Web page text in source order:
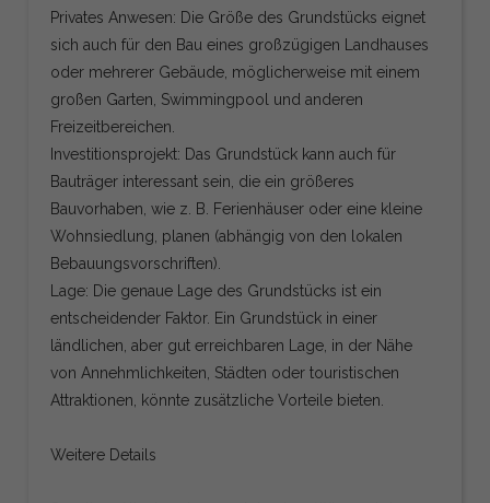
Privates Anwesen: Die Größe des Grundstücks eignet
sich auch für den Bau eines großzügigen Landhauses
oder mehrerer Gebäude, möglicherweise mit einem
großen Garten, Swimmingpool und anderen
Freizeitbereichen.
Investitionsprojekt: Das Grundstück kann auch für
Bauträger interessant sein, die ein größeres
Bauvorhaben, wie z. B. Ferienhäuser oder eine kleine
Wohnsiedlung, planen (abhängig von den lokalen
Bebauungsvorschriften).
Lage: Die genaue Lage des Grundstücks ist ein
entscheidender Faktor. Ein Grundstück in einer
ländlichen, aber gut erreichbaren Lage, in der Nähe
von Annehmlichkeiten, Städten oder touristischen
Attraktionen, könnte zusätzliche Vorteile bieten.
Weitere Details